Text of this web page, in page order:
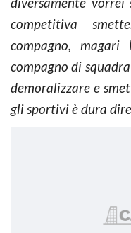
competitiva
compagno,
compagno di
demoralizzare e
gli sportivi è dura